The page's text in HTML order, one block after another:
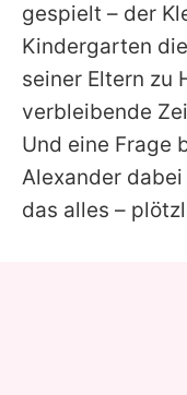
gespielt – der
Kindergarten
seiner Eltern zu
verbleibende
Und eine Frage
Alexander dabei
das alles –